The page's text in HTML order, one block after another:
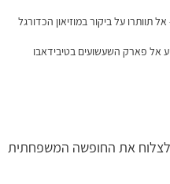
תוותרו על ביקור במוזיאון הכדורגל
אל פארק השעשועים בטיבידאבו
לצלוח את החופשה המשפחתית